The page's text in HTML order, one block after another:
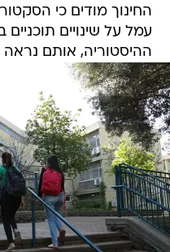
החינוך מודים כי
עמל על שינויים תוכניים
ההיסטוריה, אותם